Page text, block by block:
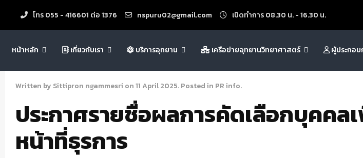
โทร 055 - 416601 ต่อ 1376 nspuru02@gmail.com เปิดทำการ 08.30 น. - 16.30 น.
หน้าหลัก เกี่ยวกับเรา บริการอุทยาน เครือข่ายอุทยานวิทยาศาสตร์ ผู้ประกอบ
Written by Sittipron ngammesri on11 April 2025. Posted in PR info.
ประกาศรายชื่อผลการคัดเลือกบุคคล
หน้าที่ธุรการ